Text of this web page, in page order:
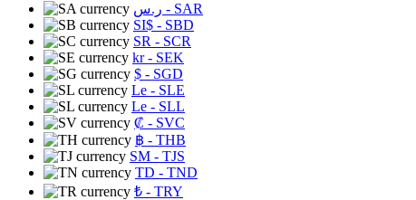
ر.س - SAR
SI$ - SBD
SR - SCR
kr- SEK
$ - SGD
Le - SLE
Le - SLL
₡ - SVC
฿ - THB
ЅМ - TJS
TD - TND
₺ - TRY